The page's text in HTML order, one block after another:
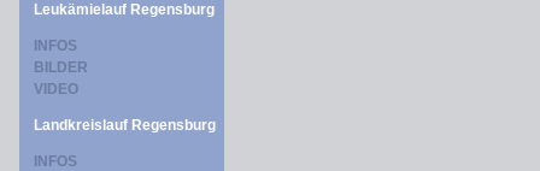
Leukämielauf Regensburg
INFOS
BILDER
VIDEO
Landkreislauf Regensburg
INFOS